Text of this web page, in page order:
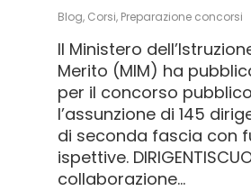
Blog, Corsi, Preparazione concorsi
Il Ministero
Merito (MIM) ha
per il concorso
l’assunzione di 145
di seconda fascia con
ispettive.
collaborazione…